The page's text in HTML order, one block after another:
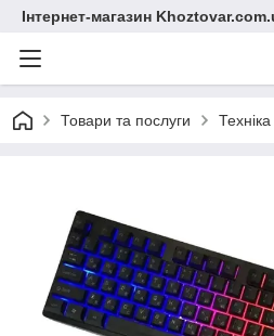
Інтернет-магазин
Товари та послуги Техніка